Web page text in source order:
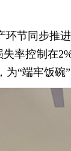
同步推进
率控制在
“端牢饭碗”